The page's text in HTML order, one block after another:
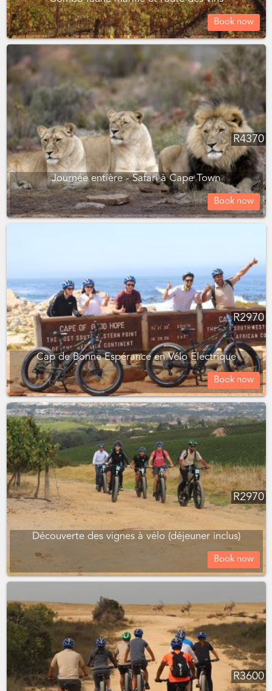
Book now
R4370
Journée entière - Safari à Cape Town
Book now
R2970
Cap de Bonne Espérance en Vélo Electrique
Book now
R2970
Découverte des vignes à vélo (déjeuner inclus)
Book now
R3600